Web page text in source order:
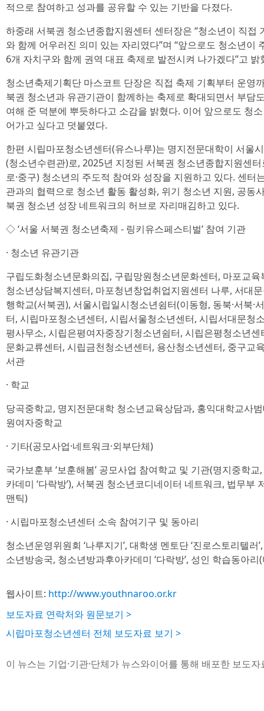
적으로 참여하고 성과를 공유할 수 있는 기반을 다졌다.
하중래 서북권 청소년종합지원센터 센터장은 “청소년이 직접
와 함께 어우러진 의미 있는 자리였다”며 “앞으로도 청소년이
6개 자치구와 함께 권역 대표 축제로 발전시켜 나가겠다”고 밝
청소년축제기획단 마스코트 단장은 직접 축제 기획부터 운영
북권 청소년과 유관기관이 함께하는 축제로 확대되면서 부담
여해 준 덕분에 뿌듯하다고 소감을 밝혔다. 이어 앞으로도 청
어가고 싶다고 덧붙였다.
한편 시립마포청소년센터(유스나루)는 명지전문대학이 서울
(청소년수련관)로, 2025년 지정된 서북권 청소년종합지원센터
로·중구) 청소년의 주도적 참여와 성장을 지원하고 있다. 센터
관과의 협력으로 청소년 활동 활성화, 위기 청소년 지원, 공동
북권 청소년 성장 네트워크의 허브로 자리매김하고 있다.
◇ ‘서울 서북권 청소년축제 - 링키유스페스티벌’ 참여 기관
· 청소년 유관기관
구립도화청소년문화의집, 구립망원청소년문화센터, 마포교
청소년상담복지센터, 마포청년창업취업지원센터 나루, 서대
행학교(서북권), 서울시립일시청소년쉼터(이동형, 동북·서북·
터, 시립마포청소년센터, 시립서울청소년센터, 시립서대문청
평사무소, 시립은평여자중장기청소년쉼터, 시립은평청소년
문화교류센터, 시립금천청소년센터, 용산청소년센터, 중구교
서관
· 학교
당곡중학교, 명지전문대학 청소년교육상담과, 홍익대학교사
원여자중학교
· 기타(공모사업·네트워크·외부단체)
국가보훈부 ‘보훈해봄’ 공모사업 참여학교 및 기관(명지중학
카데미 ‘다락방’), 서북권 청소년코디네이터 네트워크, 법무부
맨틱)
· 시립마포청소년센터 소속 참여기구 및 동아리
청소년운영위원회 ‘나루지기’, 대학생 멘토단 ‘진로스토리텔러
소년방송국, 청소년방과후아카데미 ‘다락방’, 성인 학습동아
웹사이트: http://www.youthnaroo.or.kr
보도자료 연락처와 원문보기 >
시립마포청소년센터 전체 보도자료 보기 >
이 뉴스는 기업·기관·단체가 뉴스와이어를 통해 배포한 보도